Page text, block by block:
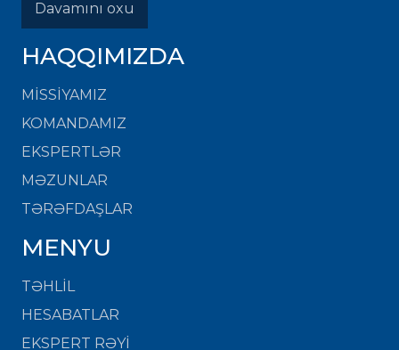
Davamını oxu
HAQQIMIZDA
MISSIYAMIZ
KOMANDAMIZ
EKSPERTLƏR
MƏZUNLAR
TƏRƏFDAŞLAR
MENYU
TƏHLİL
HESABATLAR
EKSPERT RƏYİ